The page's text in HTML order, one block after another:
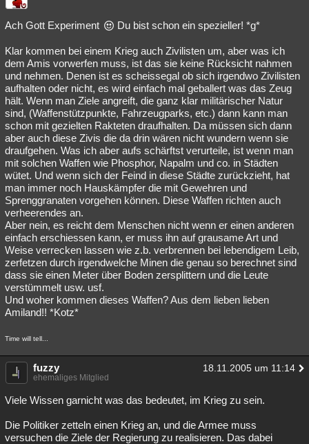
Ach Gott Experiment Du bist schon ein spezieller! *g*
Klar kommen bei einem Krieg auch Zivilisten um, aber was ich
dem Amis vorwerfen muss, ist das sie keine Rücksicht nahmen
und nehmen. Denen ist es scheissegal ob sich irgendwo Zivilisten
aufhalten oder nicht, es wird einfach mal geballert was das Zeug
hält. Wenn man Ziele angreift, die ganz klar militärischer Natur
sind, (Waffenstützpunkte, Fahrzeugparks, etc.) dann kann man
schon mit gezielten Rakteten draufhalten. Da müssen sich dann
aber auch diese Zivis die da drin wären nicht wundern wenn sie
draufgehen. Was ich aber aufs schärftst verurteile, ist wenn man
mit solchen Waffen wie Phosphor, Napalm und co. in Städten
wütet. Und wenn sich der Feind in diese Städte zurückzieht, hat
man immer noch Hauskämpfer die mit Gewehren und
Sprenggranaten vorgehen können. Diese Waffen richten auch
verheerendes an.
Aber nein, es reicht dem Menschen nicht wenn er einen anderen
einfach erschiessen kann, er muss ihn auf grausame Art und
Weise verrecken lassen wie z.b. verbrennen bei lebendigem Leib,
zerfetzen durch irgendwelche Minen die genau so berechnet sind
dass sie einen Meter über Boden zersplittern und die Leute
verstümmelt usw. usf.
Und woher kommen dieses Waffen? Aus dem lieben lieben
Amiland!! *Kotz*
Time will tell...
fuzzy 18.11.2005 um 11:14
ehemaliges Mitglied
Viele Wissen garnicht was das bedeutet, im Krieg zu sein.
Die Politiker zetteln einen Krieg an, und die Armee muss
versuchen die Ziele der Regierung zu realisieren. Das dabei